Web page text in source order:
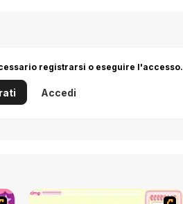
registrarsi o eseguire l'accesso.
Accedi